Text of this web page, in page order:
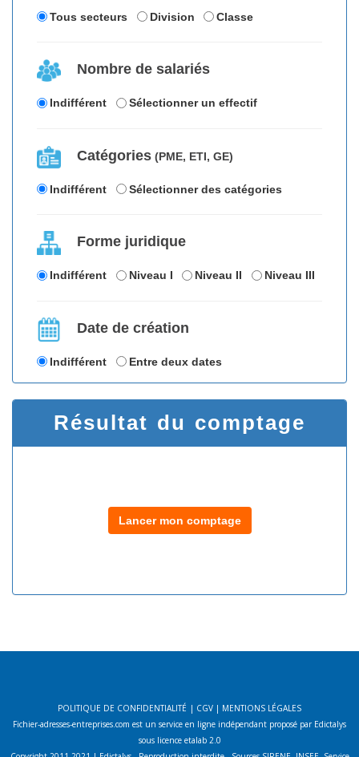
Tous secteurs Division Classe
Nombre de salariés
Indifférent Sélectionner un effectif
Catégories (PME, ETI, GE)
Indifférent Sélectionner des catégories
Forme juridique
Indifférent Niveau I Niveau II Niveau III
Date de création
Indifférent Entre deux dates
Résultat du comptage
Lancer mon comptage
POLITIQUE DE CONFIDENTIALITÉ | CGV | MENTIONS LÉGALES
Fichier-adresses-entreprises.com est un service en ligne indépendant proposé par Edictalys
sous licence etalab 2.0